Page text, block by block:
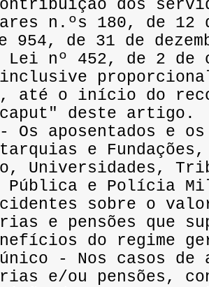
dos
n.ºs 180, de
954, de 31 de
a Lei nº 452, de 2
até o início do
deste artigo.
Os aposentados e
e
Universidades,
Pública e Polícia
sobre o
e pensões que
do regime
- Nos casos de
e/ou pensões,